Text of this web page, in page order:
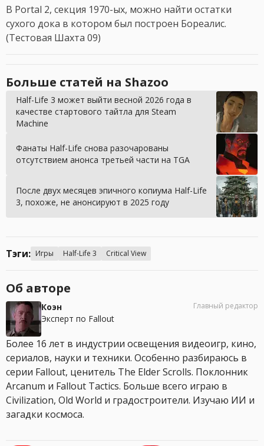
В Portal 2, секция 1970-ых, можно найти остатки
сухого дока в котором был построен Бореалис.
(Тестовая Шахта 09)
Больше статей на Shazoo
Half-Life 3 может выйти весной 2026 года в
качестве стартового тайтла для Steam
Machine
Фанаты Half-Life снова разочарованы
отсутствием анонса третьей части на TGA
После двух месяцев эпичного копиума Half-Life
3, похоже, не анонсируют в 2025 году
Тэги: Игры Half-Life 3 Critical View
Об авторе
Коэн
Эксперт по Fallout
Главный редактор
Более 16 лет в индустрии освещения видеоигр, кино,
сериалов, науки и техники. Особенно разбираюсь в
серии Fallout, ценитель The Elder Scrolls. Поклонник
Arcanum и Fallout Tactics. Больше всего играю в
Civilization, Old World и градостроители. Изучаю ИИ и
загадки космоса.